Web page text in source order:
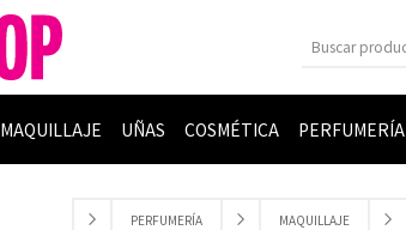
MAQUILLAJE UÑAS COSMÉTICA PERFUMERÍA
PERFUMERÍA MAQUILLAJE